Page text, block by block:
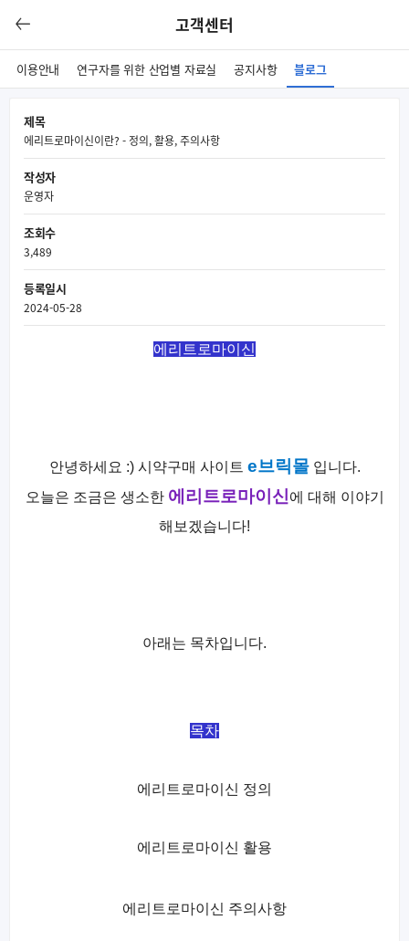
고객센터
이용안내 연구자를 위한 산업별 자료실 공지사항 블로그
제목
에리트로마이신이란? - 정의, 활용, 주의사항
작성자
운영자
조회수
3,489
등록일시
2024-05-28
에리트로마이신
안녕하세요 :) 시약구매 사이트 e브릭몰 입니다.
오늘은 조금은 생소한 에리트로마이신에 대해 이야기
해보겠습니다!
아래는 목차입니다.
목차
에리트로마이신 정의
에리트로마이신 활용
에리트로마이신 주의사항